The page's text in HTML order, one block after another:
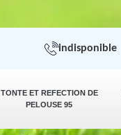
TONTE ET REFECTION DE
PELOUSE 95
indisponible